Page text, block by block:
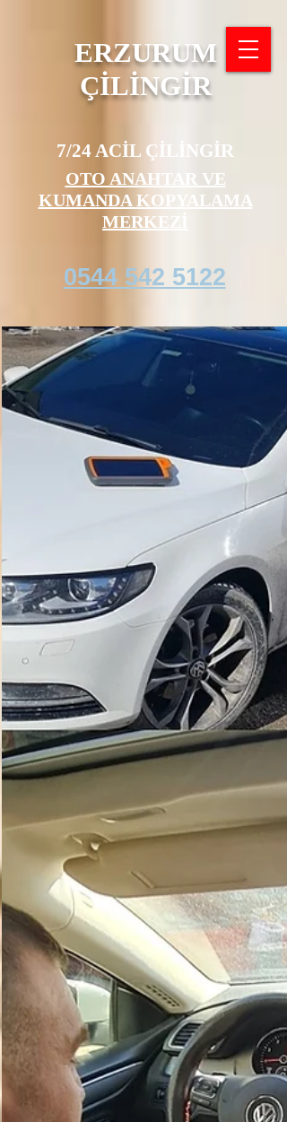
ERZURUM
ÇİLİNGİR
7/24 ACİL ÇİLİNGİR
OTO ANAHTAR VE
KUMANDA KOPYALAMA
MERKEZİ
0544 542 5122